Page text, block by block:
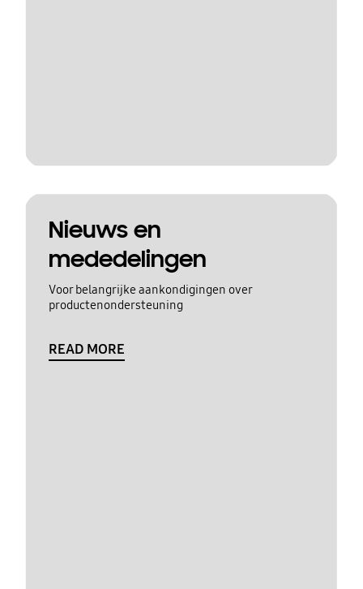
Nieuws en
mededelingen
Voor belangrijke aankondigingen over
productenondersteuning
READ MORE